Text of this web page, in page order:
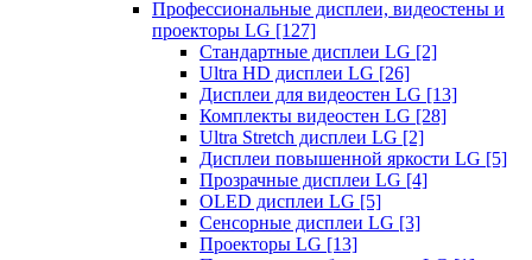
Профессиональные дисплеи, видеостены и
проекторы LG [127]
Стандартные дисплеи LG [2]
Ultra HD дисплеи LG [26]
Дисплеи для видеостен LG [13]
Комплекты видеостен LG [28]
Ultra Stretch дисплеи LG [2]
Дисплеи повышенной яркости LG [5]
Прозрачные дисплеи LG [4]
OLED дисплеи LG [5]
Сенсорные дисплеи LG [3]
Проекторы LG [13]